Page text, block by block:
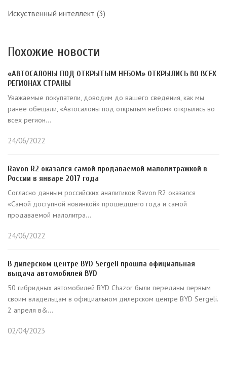
Искуственный интеллект (3)
Похожие новости
«АВТОСАЛОНЫ ПОД ОТКРЫТЫМ НЕБОМ» ОТКРЫЛИСЬ ВО ВСЕХ
РЕГИОНАХ СТРАНЫ
Уважаемые покупатели, доводим до вашего сведения, как мы
ранее обещали, «Автосалоны под открытым небом» открылись во
всех регион...
24/06/2022
Ravon R2 оказался самой продаваемой малолитражкой в
России в январе 2017 года
Согласно данным российских аналитиков Ravon R2 оказался
«Самой доступной новинкой» прошедшего года и самой
продаваемой малолитра...
24/06/2022
В дилерском центре BYD Sergeli прошла официальная
выдача автомобилей BYD
50 гибридных автомобилей BYD Chazor были переданы первым
своим владельцам в официальном дилерском центре BYD Sergeli.
2 апреля в&...
02/04/2023